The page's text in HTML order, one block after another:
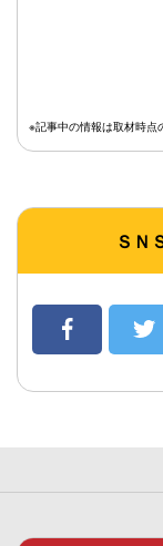
※記事中の情報は取材時点
ＳＮ